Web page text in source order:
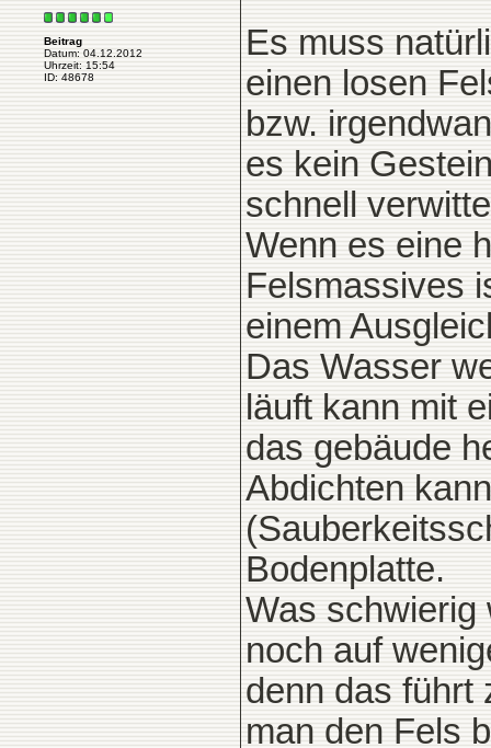
Beitrag
Datum: 04.12.2012
Uhrzeit: 15:54
ID: 48678
Es muss
einen losen
bzw.
es kein
schnell
Wenn es eine
Felsmassives
einem
Das Wasser
läuft kann mit
das gebäude
Abdichten
Bodenplatte.
Was schwierig
noch auf
denn das führt
man den Fels